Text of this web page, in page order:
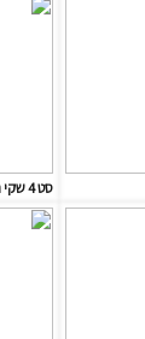
סט 4 שקי חול